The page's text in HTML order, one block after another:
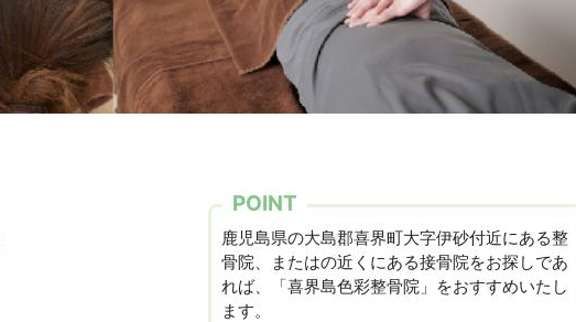
POINT
鹿児島県の大島郡喜界町大字伊砂付近にある整
骨院、またはの近くにある接骨院をお探しであ
れば、「喜界島色彩整骨院」をおすすめいたし
ます。